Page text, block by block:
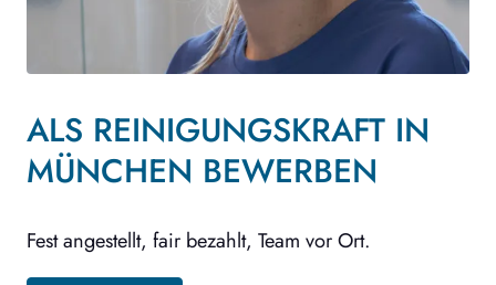
ALS REINIGUNGSKRAFT IN
MÜNCHEN BEWERBEN
Fest angestellt, fair bezahlt, Team vor Ort.